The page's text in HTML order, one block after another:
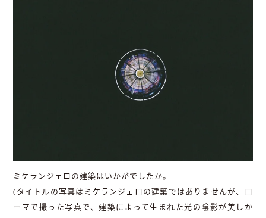
ミケランジェロの建築はいかがでしたか。
(タイトルの写真はミケランジェロの建築ではありませんが、ロ
ーマで撮った写真で、建築によって生まれた光の陰影が美しか